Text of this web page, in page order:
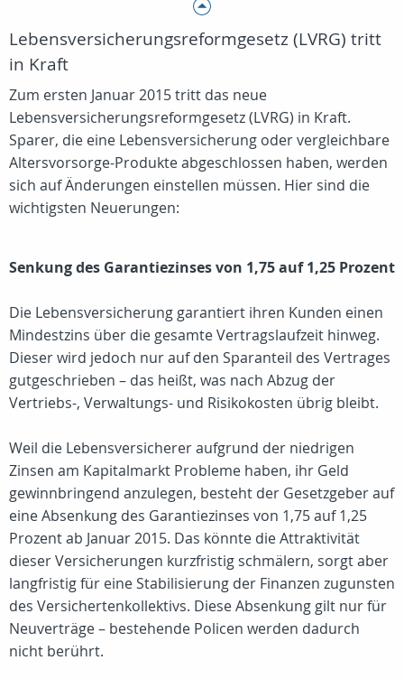
Lebensversicherungsreformgesetz (LVRG) tritt
in Kraft
Zum ersten Januar 2015 tritt das neue
Lebensversicherungsreformgesetz (LVRG) in Kraft.
Sparer, die eine Lebensversicherung oder vergleichbare
Altersvorsorge-Produkte abgeschlossen haben, werden
sich auf Änderungen einstellen müssen. Hier sind die
wichtigsten Neuerungen:
Senkung des Garantiezinses von 1,75 auf 1,25 Prozent
Die Lebensversicherung garantiert ihren Kunden einen
Mindestzins über die gesamte Vertragslaufzeit hinweg.
Dieser wird jedoch nur auf den Sparanteil des Vertrages
gutgeschrieben – das heißt, was nach Abzug der
Vertriebs-, Verwaltungs- und Risikokosten übrig bleibt.
Weil die Lebensversicherer aufgrund der niedrigen
Zinsen am Kapitalmarkt Probleme haben, ihr Geld
gewinnbringend anzulegen, besteht der Gesetzgeber auf
eine Absenkung des Garantiezinses von 1,75 auf 1,25
Prozent ab Januar 2015. Das könnte die Attraktivität
dieser Versicherungen kurzfristig schmälern, sorgt aber
langfristig für eine Stabilisierung der Finanzen zugunsten
des Versichertenkollektivs. Diese Absenkung gilt nur für
Neuverträge – bestehende Policen werden dadurch
nicht berührt.